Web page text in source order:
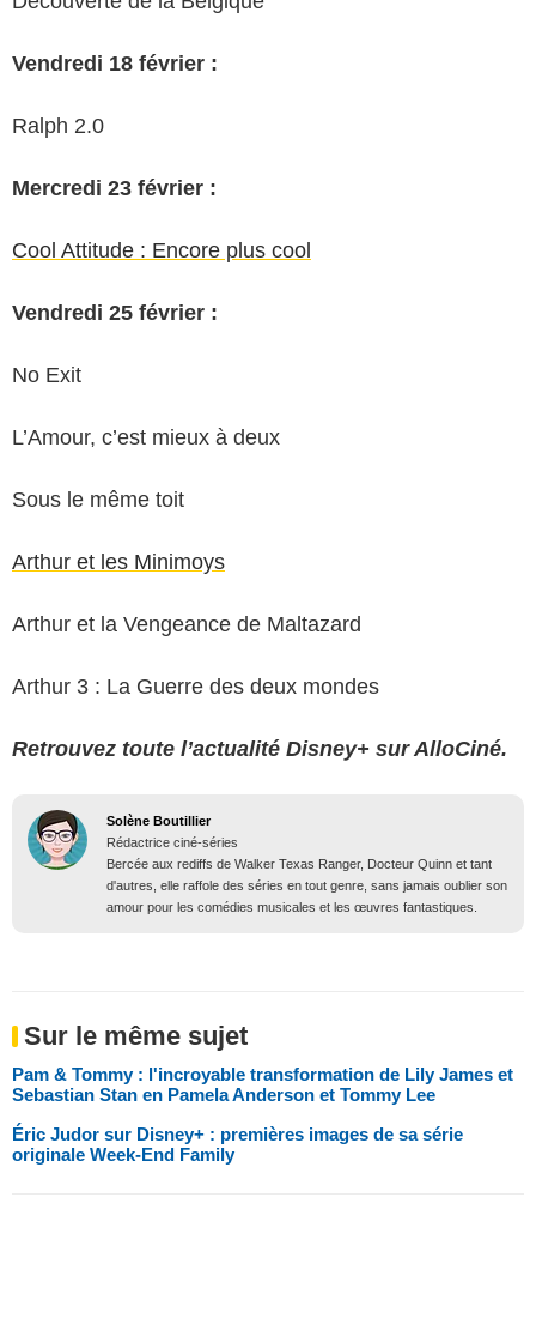
Vendredi 18 février :
Ralph 2.0
Mercredi 23 février :
Cool Attitude : Encore plus cool
Vendredi 25 février :
No Exit
L’Amour, c’est mieux à deux
Sous le même toit
Arthur et les Minimoys
Arthur et la Vengeance de Maltazard
Arthur 3 : La Guerre des deux mondes
Retrouvez toute l’actualité Disney+ sur AlloCiné.
Solène Boutillier
Rédactrice ciné-séries
Bercée aux rediffs de Walker Texas Ranger, Docteur Quinn et tant
d'autres, elle raffole des séries en tout genre, sans jamais oublier son
amour pour les comédies musicales et les œuvres fantastiques.
Sur le même sujet
Pam & Tommy : l'incroyable transformation de Lily James et
Sebastian Stan en Pamela Anderson et Tommy Lee
Éric Judor sur Disney+ : premières images de sa série
originale Week-End Family